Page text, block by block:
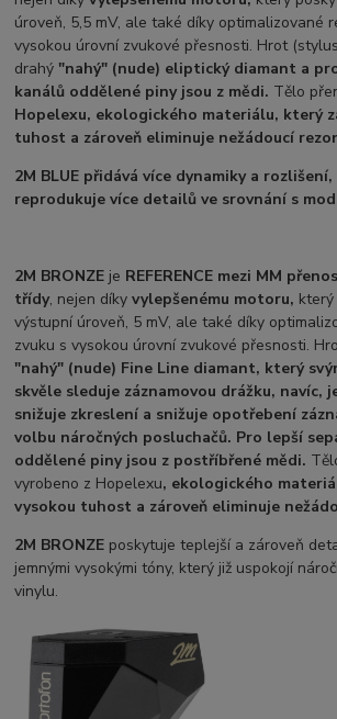
úroveň, 5,5 mV, ale také díky optimalizované
vysokou úrovní zvukové přesnosti. Hrot
drahý"nahý" (nude) eliptický diamant a
kanálů oddělené piny jsou z mědi. Tělo
Hopelexu, ekologického materiálu, který
tuhost a zároveň eliminuje nežádoucí
2M BLUE přidává více dynamiky a
reprodukuje více detailů ve srovnání s
2M BRONZE je REFERENCE mezi MM
třídy, nejen díky vylepšenému motoru,
výstupní úroveň, 5 mV, ale také díky
zvuku s vysokou úrovní zvukové přesnosti.
"nahý" (nude) Fine Line diamant, který
skvěle sleduje záznamovou drážku, navíc,
snižuje zkreslení a snižuje opotřebení
volbu náročných posluchačů. Pro lepší
oddělené piny jsou z postříbřené mědi.
vyrobeno z Hopelexu, ekologického
vysokou tuhost a zároveň eliminuje
2M BRONZE poskytuje teplejší a zároveň
jemnými vysokými tóny, který již uspokojí
vinylu.